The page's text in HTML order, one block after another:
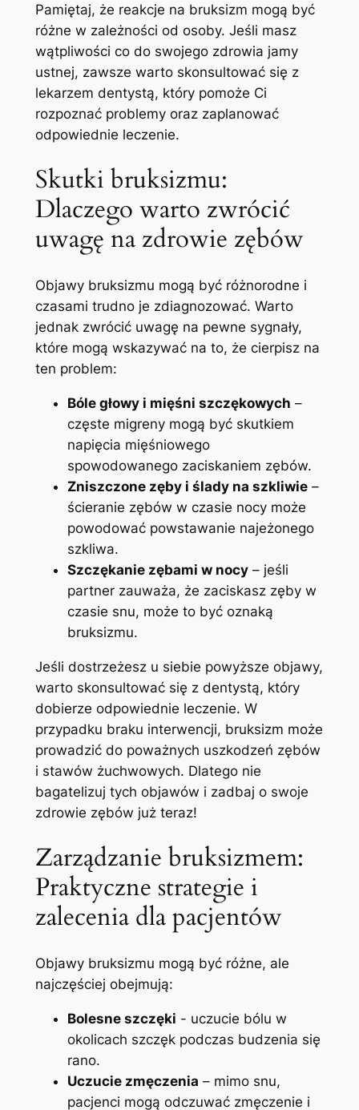
Pamiętaj, że reakcje na bruksizm mogą być
różne w zależności od osoby.‌ Jeśli masz​
wątpliwości co do ⁤swojego zdrowia jamy
ustnej, zawsze warto skonsultować‍ się z
lekarzem dentystą, który pomoże Ci
rozpoznać problemy oraz zaplanować
odpowiednie leczenie.
Skutki bruksizmu:
Dlaczego warto zwrócić
uwagę⁤ na zdrowie zębów
Objawy bruksizmu ‍mogą być różnorodne i‌
czasami ‍trudno je zdiagnozować. Warto
jednak zwrócić⁣ uwagę na pewne sygnały,
które mogą wskazywać na​ to, że cierpisz na
ten‍ problem:
Bóle głowy i mięśni szczękowych –
częste migreny mogą być skutkiem
napięcia mięśniowego
spowodowanego zaciskaniem zębów.
Zniszczone ⁣zęby i ślady ⁤na szkliwie–
⁢ścieranie zębów⁣ w czasie nocy może
powodować powstawanie najeżonego
szkliwa.
Szczękanie zębami w ⁣nocy– jeśli
partner zauważa, że ‌zaciskasz zęby⁢ w
czasie snu, może to być⁤ oznaką
bruksizmu.
Jeśli dostrzeżesz ​u ‌siebie powyższe objawy,
warto skonsultować się z dentystą, który
dobierze odpowiednie leczenie. W
przypadku braku interwencji, bruksizm ​może
prowadzić do poważnych uszkodzeń zębów
i stawów żuchwowych. Dlatego nie
bagatelizuj tych objawów i ​zadbaj⁣ o swoje
zdrowie zębów już teraz!
Zarządzanie‍ bruksizmem:‍
Praktyczne strategie i
zalecenia⁢ dla pacjentów
Objawy bruksizmu ‍mogą być różne,‍ ale
najczęściej obejmują:
Bolesne szczęki ‍- uczucie bólu w
okolicach szczęk podczas budzenia się
rano.
Uczucie zmęczenia – mimo snu,
pacjenci mogą‍ odczuwać zmęczenie⁢ i